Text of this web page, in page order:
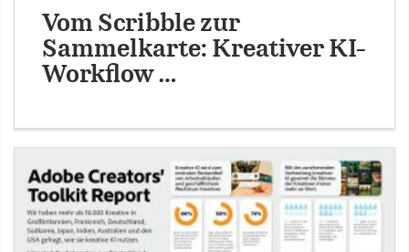
Vom Scribble zur
Sammelkarte: Kreativer KI-
Workflow …